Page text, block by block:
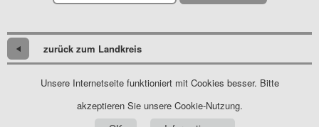
zurück zum Landkreis
Unsere Internetseite funktioniert mit Cookies besser. Bitte
akzeptieren Sie unsere Cookie-Nutzung.